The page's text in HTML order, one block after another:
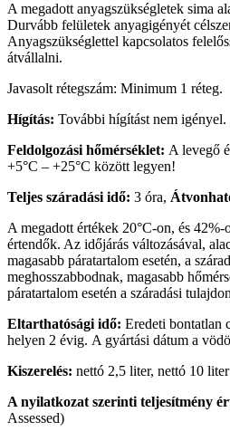
A megadott anyagszükségletek sima
Durvább felületek anyagigényét
Anyagszükséglettel kapcsolatos
átvállalni.
Javasolt rétegszám: Minimum 1 réteg.
Hígítás: További hígítást nem igényel.
Feldolgozási hőmérséklet: A levegő
+5°C – +25°C között legyen!
Teljes száradási idő: 3 óra,
A megadott értékek 20°C-on, és
értendők. Az időjárás változásával,
magasabb páratartalom esetén, a
meghosszabbodnak, magasabb
páratartalom esetén a száradási
Eltarthatósági idő: Eredeti bontatlan
helyen 2 évig. A gyártási dátum a
Kiszerelés: nettó 2,5 liter, nettó 10 liter
A nyilatkozat szerinti teljesítmény
Assessed)